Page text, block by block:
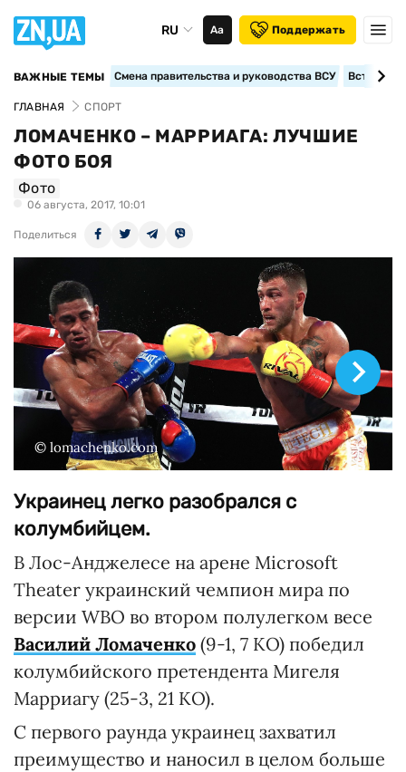
RU Аа Поддержать
ВАЖНЫЕ ТЕМЫ Смена правительства и руководства ВСУ
ГЛАВНАЯ СПОРТ
ЛОМАЧЕНКО – МАРРИАГА: ЛУЧШИЕ
ФОТО БОЯ
Фото
06 августа, 2017, 10:01
Поделиться
© lomachenko.com
Украинец легко разобрался с
колумбийцем.
В Лос-Анджелесе на арене Microsoft
Theater украинский чемпион мира по
версии WBO во втором полулегком весе
Василий Ломаченко (9-1, 7 КО) победил
колумбийского претендента Мигеля
Марриагу (25-3, 21 КО).
С первого раунда украинец захватил
преимущество и наносил в целом больше